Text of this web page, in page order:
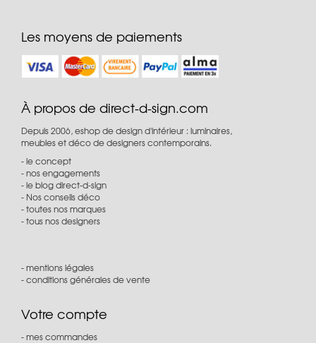
Les moyens de paiements
À propos de direct-d-sign.com
Depuis 2006, eshop de design d'intérieur : luminaires,
meubles et déco de designers contemporains.
le concept
nos engagements
le blog direct-d-sign
Nos conseils déco
toutes nos marques
tous nos designers
mentions légales
conditions générales de vente
Votre compte
mes commandes